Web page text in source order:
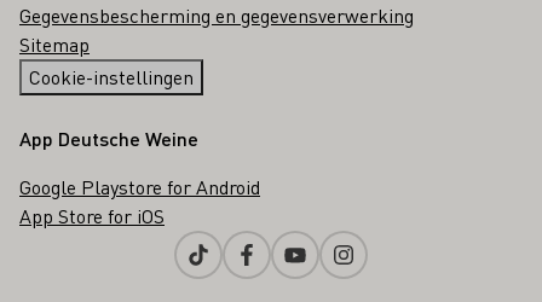
Gegevensbescherming en gegevensverwerking
Sitemap
Cookie-instellingen
App Deutsche Weine
Google Playstore for Android
App Store for iOS
TiktokFacebookYoutubeInstagram